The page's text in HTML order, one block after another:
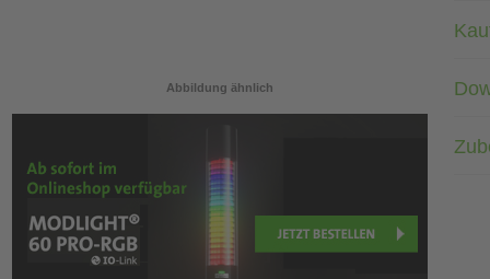
Abbildung ähnlich